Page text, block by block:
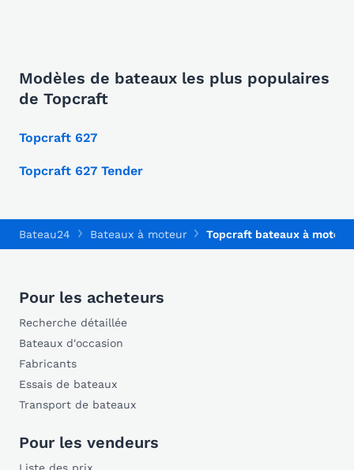
Modèles de bateaux les plus populaires
de Topcraft
Topcraft 627
Topcraft 627 Tender
Bateau24 Bateaux à moteur Topcraft bateaux à moteur
Pour les acheteurs
Recherche détaillée
Bateaux d'occasion
Fabricants
Essais de bateaux
Transport de bateaux
Pour les vendeurs